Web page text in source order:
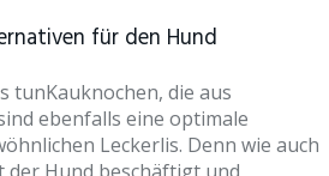
für den Hund
Kauknochen, die aus
ebenfalls eine optimale
Leckerlis. Denn wie auch